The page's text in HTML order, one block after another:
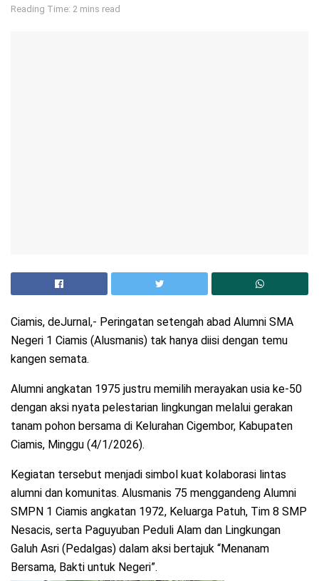
Reading Time: 2 mins read
Ciamis, deJurnal,- Peringatan setengah abad Alumni SMA
Negeri 1 Ciamis (Alusmanis) tak hanya diisi dengan temu
kangen semata.
Alumni angkatan 1975 justru memilih merayakan usia ke-50
dengan aksi nyata pelestarian lingkungan melalui gerakan
tanam pohon bersama di Kelurahan Cigembor, Kabupaten
Ciamis, Minggu (4/1/2026).
Kegiatan tersebut menjadi simbol kuat kolaborasi lintas
alumni dan komunitas. Alusmanis 75 menggandeng Alumni
SMPN 1 Ciamis angkatan 1972, Keluarga Patuh, Tim 8 SMP
Nesacis, serta Paguyuban Peduli Alam dan Lingkungan
Galuh Asri (Pedalgas) dalam aksi bertajuk “Menanam
Bersama, Bakti untuk Negeri”.